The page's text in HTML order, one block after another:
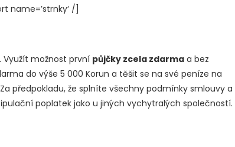
name=’strnky‘ /]
možnost první půjčky zcela zdarma a bez
do výše 5 000 Korun a těšit se na své peníze na
předpokladu, že splníte všechny podmínky smlouvy a
poplatek jako u jiných vychytralých společností.